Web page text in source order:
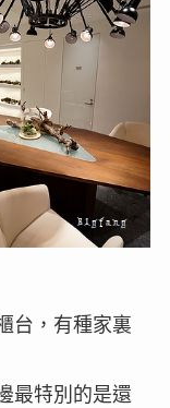
台，有種家裏
最特別的是還